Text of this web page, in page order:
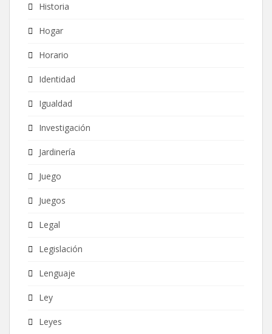
Historia
Hogar
Horario
Identidad
Igualdad
Investigación
Jardinería
Juego
Juegos
Legal
Legislación
Lenguaje
Ley
Leyes